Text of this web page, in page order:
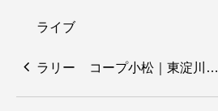
コープ小松｜東淀川…